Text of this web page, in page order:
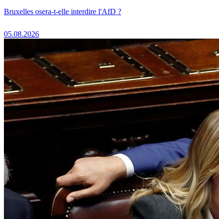
Bruxelles osera-t-elle interdire l'AfD ?
05.08.2026